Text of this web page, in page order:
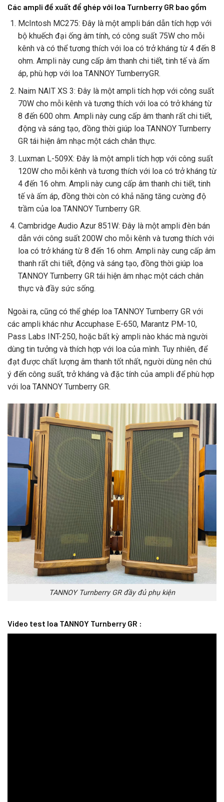
Các ampli đề xuất để ghép với loa Turnberry GR bao gồm
McIntosh MC275: Đây là một ampli bán dẫn tích hợp với
bộ khuếch đại ống âm tính, có công suất 75W cho mỗi
kênh và có thể tương thích với loa có trở kháng từ 4 đến 8
ohm. Ampli này cung cấp âm thanh chi tiết, tinh tế và ấm
áp, phù hợp với loa TANNOY TurnberryGR.
Naim NAIT XS 3: Đây là một ampli tích hợp với công suất
70W cho mỗi kênh và tương thích với loa có trở kháng từ
8 đến 600 ohm. Ampli này cung cấp âm thanh rất chi tiết,
động và sáng tạo, đồng thời giúp loa TANNOY Turnberry
GR tái hiện âm nhạc một cách chân thực.
Luxman L-509X: Đây là một ampli tích hợp với công suất
120W cho mỗi kênh và tương thích với loa có trở kháng từ
4 đến 16 ohm. Ampli này cung cấp âm thanh chi tiết, tinh
tế và ấm áp, đồng thời còn có khả năng tăng cường độ
trầm của loa TANNOY Turnberry GR.
Cambridge Audio Azur 851W: Đây là một ampli đèn bán
dẫn với công suất 200W cho mỗi kênh và tương thích với
loa có trở kháng từ 8 đến 16 ohm. Ampli này cung cấp âm
thanh rất chi tiết, động và sáng tạo, đồng thời giúp loa
TANNOY Turnberry GR tái hiện âm nhạc một cách chân
thực và đầy sức sống.
Ngoài ra, cũng có thể ghép loa TANNOY Turnberry GR với
các ampli khác như Accuphase E-650, Marantz PM-10,
Pass Labs INT-250, hoặc bất kỳ ampli nào khác mà người
dùng tin tưởng và thích hợp với loa của mình. Tuy nhiên, để
đạt được chất lượng âm thanh tốt nhất, người dùng nên chú
ý đến công suất, trở kháng và đặc tính của ampli để phù hợp
với loa TANNOY Turnberry GR.
TANNOY Turnberry GR đầy đủ phụ kiện
Video test loa TANNOY Turnberry GR :